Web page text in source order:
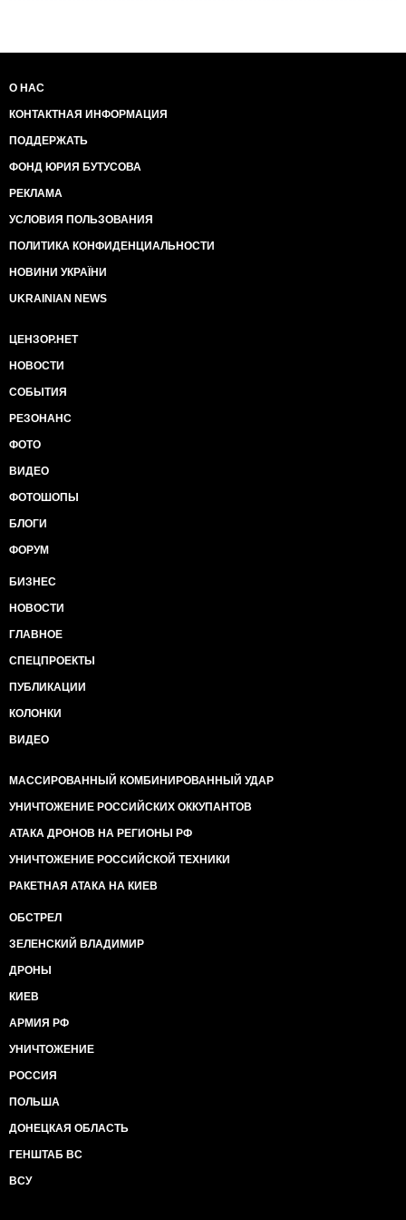
Все це посилюється цілим стадом непотрібу, якими
виконуючи план... Вдодаток йдуть справжні офіцери
і бійці, що не витримують цього трешу...
Тож, маємо армію крючкотворів, алкашів,
бюрократів, ледарів, злодіїв, зрадників і бездіяльних
Військові повинні воювати. Це аксіома. Бої
навчають, згуртовують, гартують, не дають
занепадати бойовому духу і обкладатись
просуваючись та дільницях в зонах відповідальності
"миротворців" і артою - де командири розуміють
адекватний опір чи дію на випередження. На
величезне щастя є батальйони, бригади, які не
основа нашої армії, її гордість і ядро
все для вас, фізично важко, але із величезним
задоволенням працюємо з вами...
Тим часом, бездіяльність і регулярна підміна
стратегічних завдань дрібними тактичними діями
оборонятися, пасивно захищатися і дозволяти
ворогові:
- регулярно активно відновлювати зруйновані
недоліків, що виявлені в результаті нанесення
вогневих вражень нашими підрозділами;
- постійно облаштовувати нові вогневі точки в
місцях, що знаходяться в зонах прямого
- безперешкодно здійснювати будь-які роботи по
будівництву нових ВОПів, СП тощо, з виходом за
межі попередньої лінії оборони вперед;
для здійснення мінування тощо;
- критично скорочувати відстань для спостереження;
виявлення активних дій з нашого боку та
реагування на них;
позицій відстанях;
- здійснювали постійні розвідувальні прольоти над
отримуючи деталізовані фотоматеріали,
техніки, маскування тощо;
- здійснювати скиди *********** за допомогою БПЛА.
Наразі, напрошуються невтішні висновки…
хаотично та, дуже часто, приховано від військового
керівництва, не маючи ні бойових розпоряджень, ні
О НАС
КОНТАКТНАЯ ИНФОРМАЦИЯ
ПОДДЕРЖАТЬ
ФОНД ЮРИЯ БУТУСОВА
РЕКЛАМА
УСЛОВИЯ ПОЛЬЗОВАНИЯ
ПОЛИТИКА КОНФИДЕНЦИАЛЬНОСТИ
НОВИНИ УКРАЇНИ
UKRAINIAN NEWS
ЦЕНЗОР.НЕТ
НОВОСТИ
СОБЫТИЯ
РЕЗОНАНС
ФОТО
ВИДЕО
ФОТОШОПЫ
БЛОГИ
ФОРУМ
БИЗНЕС
НОВОСТИ
ГЛАВНОЕ
СПЕЦПРОЕКТЫ
ПУБЛИКАЦИИ
КОЛОНКИ
ВИДЕО
МАССИРОВАННЫЙ КОМБИНИРОВАННЫЙ УДАР
УНИЧТОЖЕНИЕ РОССИЙСКИХ ОККУПАНТОВ
АТАКА ДРОНОВ НА РЕГИОНЫ РФ
УНИЧТОЖЕНИЕ РОССИЙСКОЙ ТЕХНИКИ
РАКЕТНАЯ АТАКА НА КИЕВ
ОБСТРЕЛ
ЗЕЛЕНСКИЙ ВЛАДИМИР
ДРОНЫ
КИЕВ
АРМИЯ РФ
УНИЧТОЖЕНИЕ
РОССИЯ
ПОЛЬША
ДОНЕЦКАЯ ОБЛАСТЬ
ГЕНШТАБ ВС
ВСУ